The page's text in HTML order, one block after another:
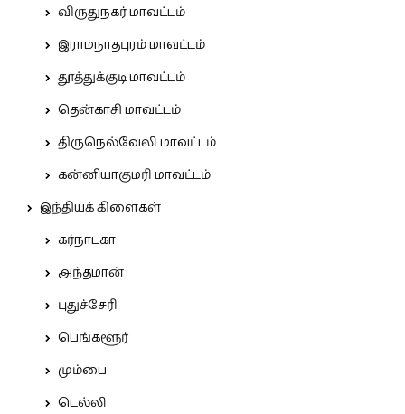
விருதுநகர் மாவட்டம்
இராமநாதபுரம் மாவட்டம்
தூத்துக்குடி மாவட்டம்
தென்காசி மாவட்டம்
திருநெல்வேலி மாவட்டம்
கன்னியாகுமரி மாவட்டம்
இந்தியக் கிளைகள்
கர்நாடகா
அந்தமான்
புதுச்சேரி
பெங்களூர்
மும்பை
டெல்லி